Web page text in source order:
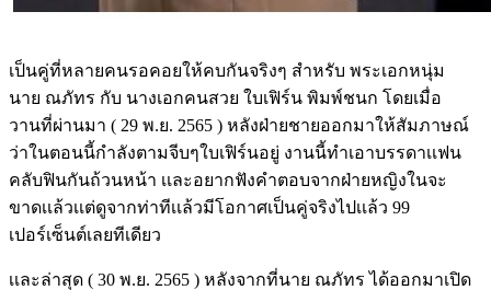
เป็นคู่ที่หลายคนรอคอยให้คบกันจริงๆ สำหรับ พระเอกหนุ่ม
นาย ณภัทร กับ นางเอกคนสวย ใบเฟิร์น พิมพ์ชนก โดยเมื่อ
วานที่ผ่านมา ( 29 พ.ย. 2565 ) หลังฝ่ายชายออกมาให้สัมภาษณ์
ว่าในตอนนี้กำลังตามจีบๆใบเฟิร์นอยู่ งานนี้ทำเอาบรรดาเเฟน
คลับฟินกันถ้วนหน้า เเละอยากฟังคำตอบจากฝ่ายหญิงในจะ
ขาดเเล้วเเต่ดูจากท่าทีเเล้วมีโอกาศเป็นคู่จริงไปเเล้ว 99
เปอร์เซ็นต์เลยทีเดียว
เเละล่าสุด ( 30 พ.ย. 2565 ) หลังจากที่นาย ณภัทร ได้ออกมาเปิด